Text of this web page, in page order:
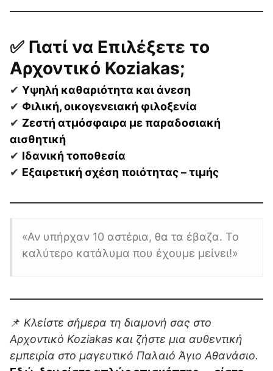
✅ Γιατί να Επιλέξετε το
Αρχοντικό Koziakas;
✔ Υψηλή καθαριότητα και άνεση
✔ Φιλική, οικογενειακή φιλοξενία
✔ Ζεστή ατμόσφαιρα με παραδοσιακή
αισθητική
✔ Ιδανική τοποθεσία
✔ Εξαιρετική σχέση ποιότητας – τιμής
«Αν υπήρχαν 10 αστέρια, θα τα έβαζα. Το
καλύτερο κατάλυμα που έχουμε μείνει!»
📌 Κλείστε σήμερα τη διαμονή σας στο
Αρχοντικό Koziakas και ζήστε μια αυθεντική
εμπειρία στο μαγευτικό Παλαιό Άγιο Αθανάσιο.